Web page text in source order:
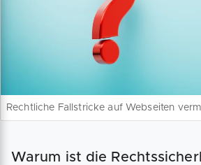
Rechtliche Fallstricke auf Webseiten
Warum ist die